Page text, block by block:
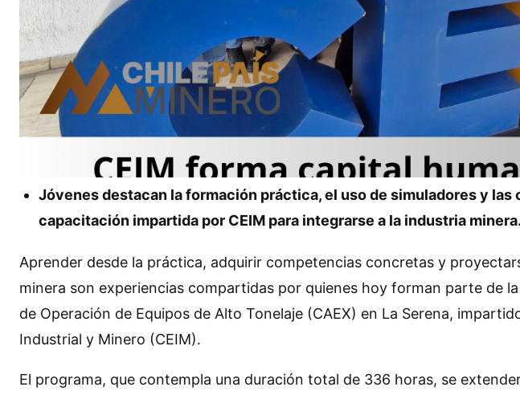
Jóvenes destacan la formación práctica, el uso de simuladores y las
capacitación impartida por CEIM para integrarse a la industria minera.
Aprender desde la práctica, adquirir competencias concretas y
minera son experiencias compartidas por quienes hoy forman parte de
de Operación de Equipos de Alto Tonelaje (CAEX) en La Serena,
Industrial y Minero (CEIM).
El programa, que contempla una duración total de 336 horas, se